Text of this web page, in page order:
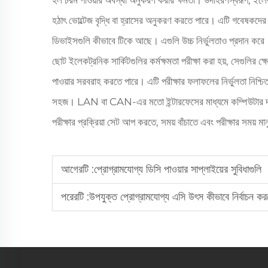
হঠাৎ ভোল্টেজ বৃদ্ধি বা হ্রাসের অনুকরণ করতে পারে। এটি
ডিভাইসগুলি কীভাবে টিকে আছে। এগুলি উচ্চ নির্ভুলতাও প্রদান
ছোট ইলেকট্রনিক সার্কিটগুলির কর্মক্ষমতা পরীক্ষা করা হয়, সেগুলির
পাওয়ার সরবরাহ করতে পারে। এটি পরীক্ষার ফলাফলের নির্ভুলতা
সহজ। LAN বা CAN-এর মতো ইন্টারফেসের মাধ্যমে কম্পিউটার
পরীক্ষার প্রক্রিয়া সেট আপ করতে, সময় বাঁচাতে এবং পরীক্ষার সময়
আগেরটি :প্রোগ্রামযোগ্য ডিসি পাওয়ার সাপ্লাইয়ের সুবিধাগুলি
পরেরটি :উপযুক্ত প্রোগ্রামযোগ্য এসি উৎস কীভাবে নির্বাচন